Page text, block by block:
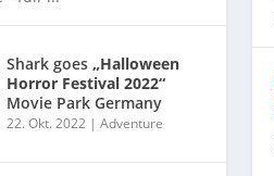
Shark goes „Halloween
Horror Festival 2022“
Movie Park Germany
22. Okt. 2022| Adventure